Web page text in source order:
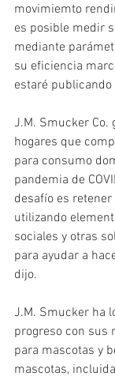
movimiemto
es posible medir
mediante
su eficiencia
estaré
J.M. Smucker Co.
hogares que
para consumo
pandemia de
desafío es retener
utilizando
sociales y otras
para ayudar a
dijo.
J.M. Smucker ha
progreso con sus
para mascotas y
mascotas,